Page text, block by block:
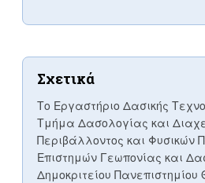
Σχετικά
Το Εργαστήριο Δασικής
Τμήμα Δασολογίας και
Περιβάλλοντος και Φυσικών
Επιστημών Γεωπονίας και
Δημοκριτείου Πανεπιστημίου